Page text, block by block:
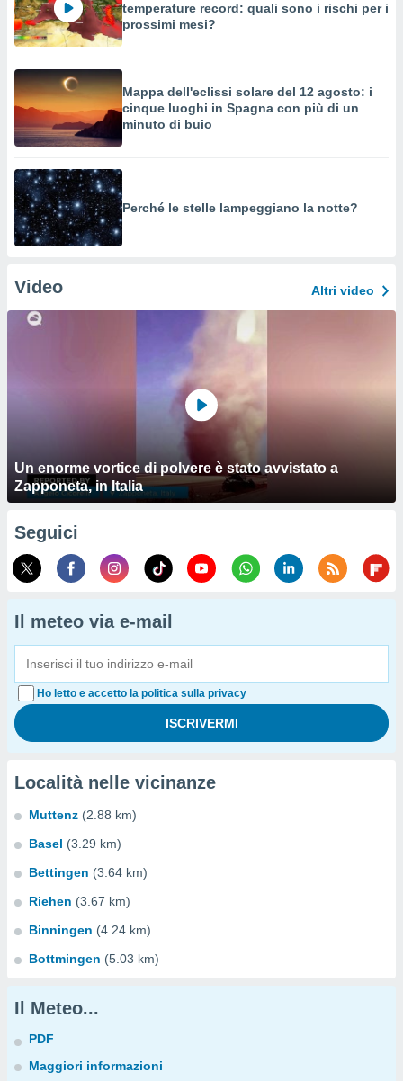
temperature record: quali sono i rischi per i
prossimi mesi?
Mappa dell'eclissi solare del 12 agosto: i
cinque luoghi in Spagna con più di un
minuto di buio
Perché le stelle lampeggiano la notte?
Video Altri video
Un enorme vortice di polvere è stato avvistato a
Zapponeta, in Italia
Seguici
Il meteo via e-mail
Ho letto e accetto la politica sulla privacy
Località nelle vicinanze
Muttenz (2.88 km)
Basel (3.29 km)
Bettingen (3.64 km)
Riehen (3.67 km)
Binningen (4.24 km)
Bottmingen (5.03 km)
Il Meteo...
PDF
Maggiori informazioni